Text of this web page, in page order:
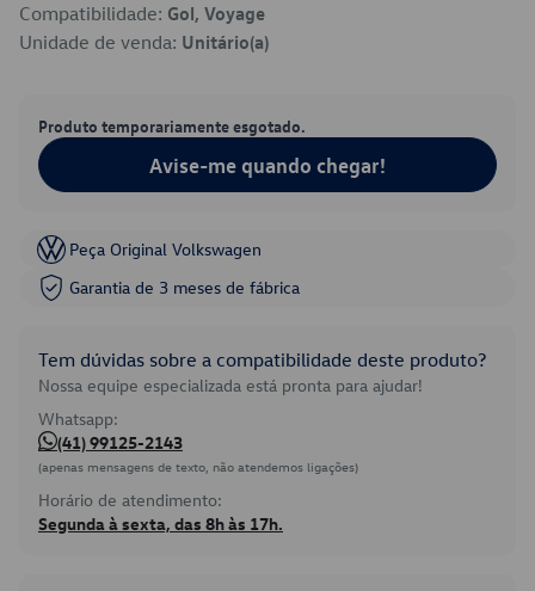
Compatibilidade: Gol, Voyage
Unidade de venda: Unitário(a)
Produto temporariamente esgotado.
Avise-me quando chegar!
Peça Original Volkswagen
Garantia de 3 meses de fábrica
Tem dúvidas sobre a compatibilidade deste produto?
Nossa equipe especializada está pronta para ajudar!
Whatsapp:
(41) 99125-2143
(apenas mensagens de texto, não atendemos ligações)
Horário de atendimento:
Segunda à sexta, das 8h às 17h.